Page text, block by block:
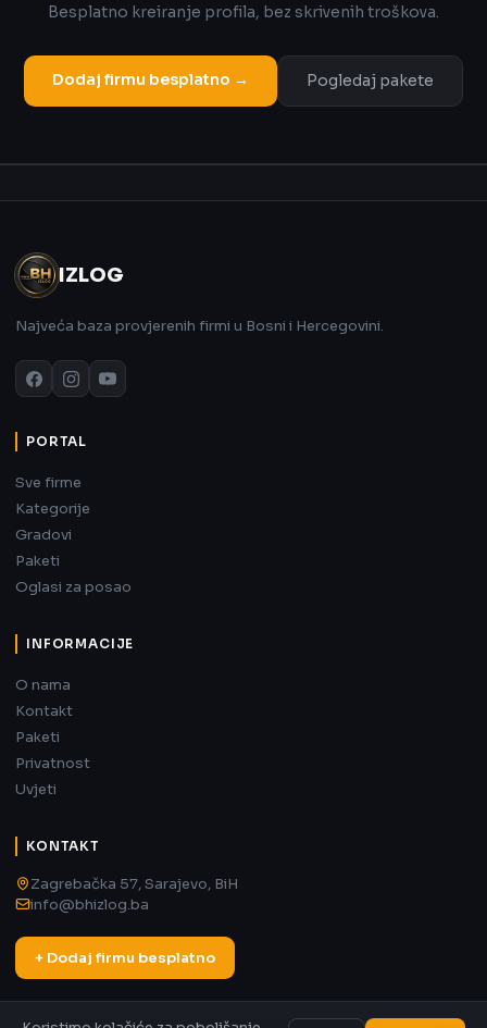
Besplatno kreiranje profila, bez skrivenih troškova.
Dodaj firmu besplatno → Pogledaj pakete
IZLOG
Najveća baza provjerenih firmi u Bosni i Hercegovini.
PORTAL
Sve firme
Kategorije
Gradovi
Paketi
Oglasi za posao
INFORMACIJE
O nama
Kontakt
Paketi
Privatnost
Uvjeti
KONTAKT
Zagrebačka 57, Sarajevo, BiH
info@bhizlog.ba
+ Dodaj firmu besplatno